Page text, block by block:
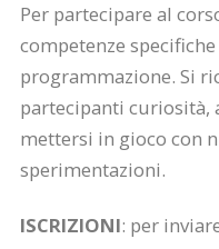
Per partecipare al
competenze
programmazione. Si
partecipanti curiosità,
mettersi in gioco con
sperimentazioni.
ISCRIZIONI: per